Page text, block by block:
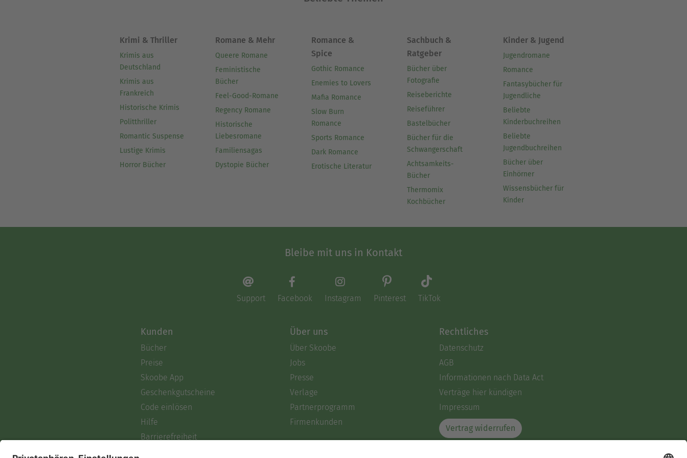
Krimi & Thriller
Krimis aus
Deutschland
Krimis aus
Frankreich
Historische Krimis
Politthriller
Romantic Suspense
Lustige Krimis
Horror Bücher
Romane & Mehr
Queere Romane
Feministische
Bücher
Feel-Good-Romane
Regency Romane
Historische
Liebesromane
Familiensagas
Dystopie Bücher
Romance &
Spice
Gothic Romance
Enemies to Lovers
Mafia Romance
Slow Burn
Romance
Sports Romance
Dark Romance
Erotische Literatur
Sachbuch &
Ratgeber
Bücher über
Fotografie
Reiseberichte
Reiseführer
Bastelbücher
Bücher für die
Schwangerschaft
Achtsamkeits-
Bücher
Thermomix
Kochbücher
Kinder & Jugend
Jugendromane
Romance
Fantasybücher für
Jugendliche
Beliebte
Kinderbuchreihen
Beliebte
Jugendbuchreihen
Bücher über
Einhörner
Wissensbücher für
Kinder
Bleibe mit uns in Kontakt
Support Facebook Instagram Pinterest TikTok
Kunden
Bücher
Preise
Skoobe App
Geschenkgutscheine
Code einlösen
Hilfe
Barrierefreiheit
Über uns
Über Skoobe
Jobs
Presse
Verlage
Partnerprogramm
Firmenkunden
Rechtliches
Datenschutz
AGB
Informationen nach Data Act
Verträge hier kündigen
Impressum
Vertrag widerrufen